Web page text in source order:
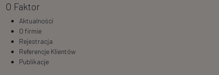
O Faktor
Aktualności
O firmie
Rejestracja
Referencje Klientów
Publikacje